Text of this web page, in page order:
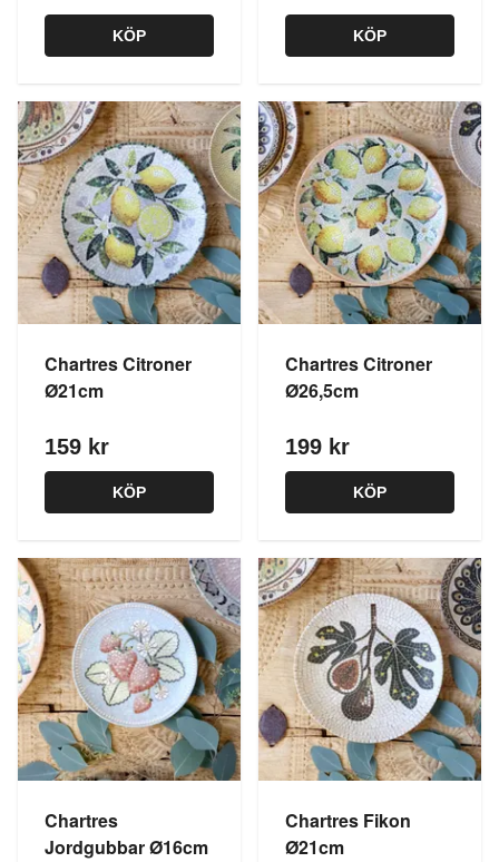
KÖP KÖP
Chartres Citroner
Ø21cm
159 kr
KÖP
Chartres Citroner
Ø26,5cm
199 kr
KÖP
Chartres
Jordgubbar Ø16cm
Chartres Fikon
Ø21cm